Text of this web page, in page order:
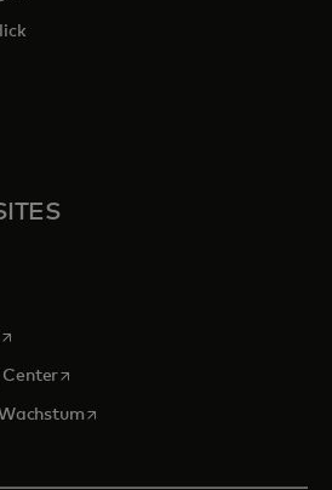
einer neuen Registerkarte geöffnet
neuen Registerkarte geöffnet
neuen Registerkarte geöffnet
in einer neuen Registerkarte geöffnet
wird in einer neuen Registerkarte
wird in einer neuen
wird in einer neuen